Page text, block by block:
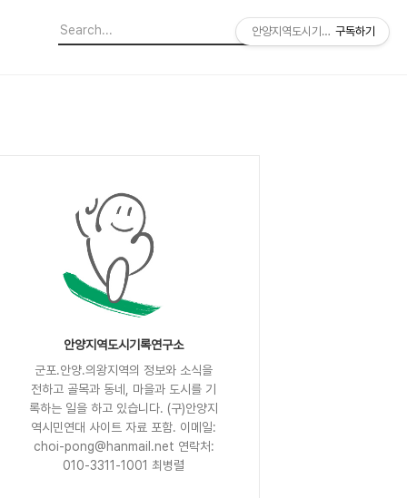
안양지역도시기록연구소
군포.안양.의왕지역의 정보와 소식을
전하고 골목과 동네, 마을과 도시를 기
록하는 일을 하고 있습니다. (구)안양지
역시민연대 사이트 자료 포함. 이메일:
choi-pong@hanmail.net 연락처:
010-3311-1001 최병렬
안양지역도시기록연구소
구독하기